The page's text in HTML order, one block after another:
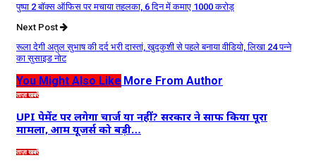
पुष्पा 2 बॉक्स ऑफिस पर मचाया तहलका, 6 दिन में कमाए 1000 करोड़
Next Post
रूला देगी अतुल सुभाष की दर्द भरी दास्तां, खुदकुशी से पहले बनाया वीडियो, लिखा 24 पन्ने
का सुसाइड नोट
You Might Also Like More From Author
ताज़ा खबरें
UPI पेमेंट पर लगेगा चार्ज या नहीं? सरकार ने साफ किया पूरा
मामला, आम यूजर्स को बड़ी…
ताज़ा खबरें